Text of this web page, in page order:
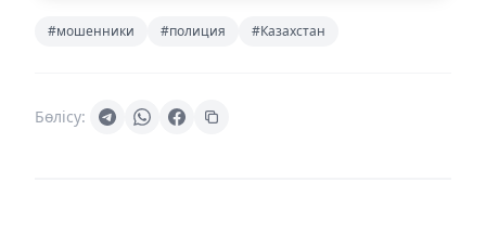
#мошенники #полиция #Казахстан
Бөлісу: